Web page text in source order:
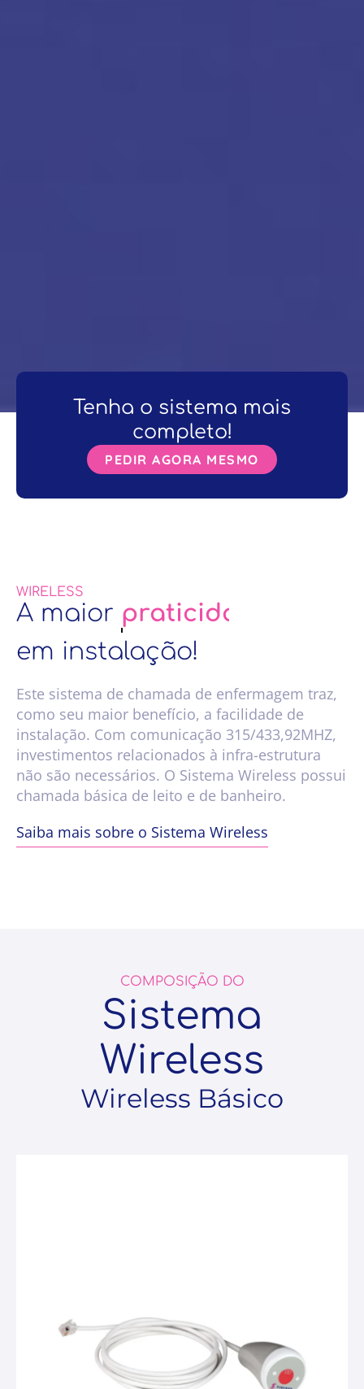
Tenha o sistema mais
completo!
PEDIR AGORA MESMO
WIRELESS
A maior simplicidade
em instalação!
Este sistema de chamada de enfermagem traz,
como seu maior benefício, a facilidade de
instalação. Com comunicação 315/433,92MHZ,
investimentos relacionados à infra-estrutura
não são necessários. O Sistema Wireless possui
chamada básica de leito e de banheiro.
Saiba mais sobre o Sistema Wireless
COMPOSIÇÃO DO
Sistema
Wireless
Wireless Básico